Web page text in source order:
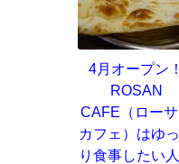
4月オープン！
ROSAN
CAFE（ロー
カフェ）はゆ
り食事したい